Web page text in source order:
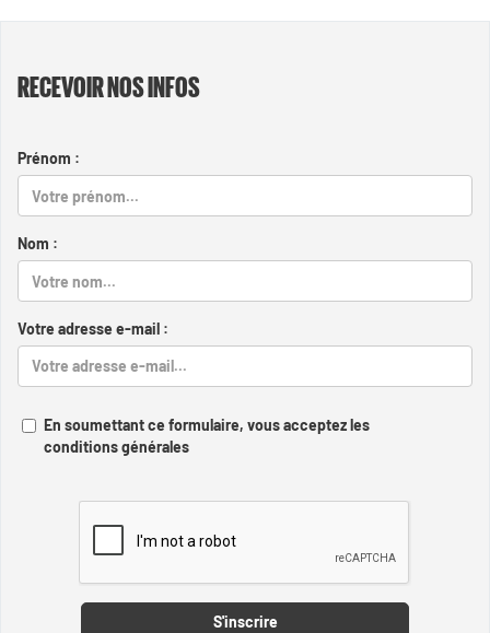
RECEVOIR NOS INFOS
Prénom :
Nom :
Votre adresse e-mail :
En soumettant ce formulaire, vous acceptez les
conditions générales
S'inscrire